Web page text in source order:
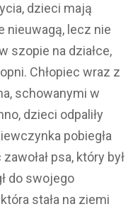
dzieci mają
nieuwagą, lecz nie
szopie na działce,
Chłopiec wraz z
schowanymi w
dzieci odpaliły
pobiegła
psa, który był
do swojego
stała na ziemi